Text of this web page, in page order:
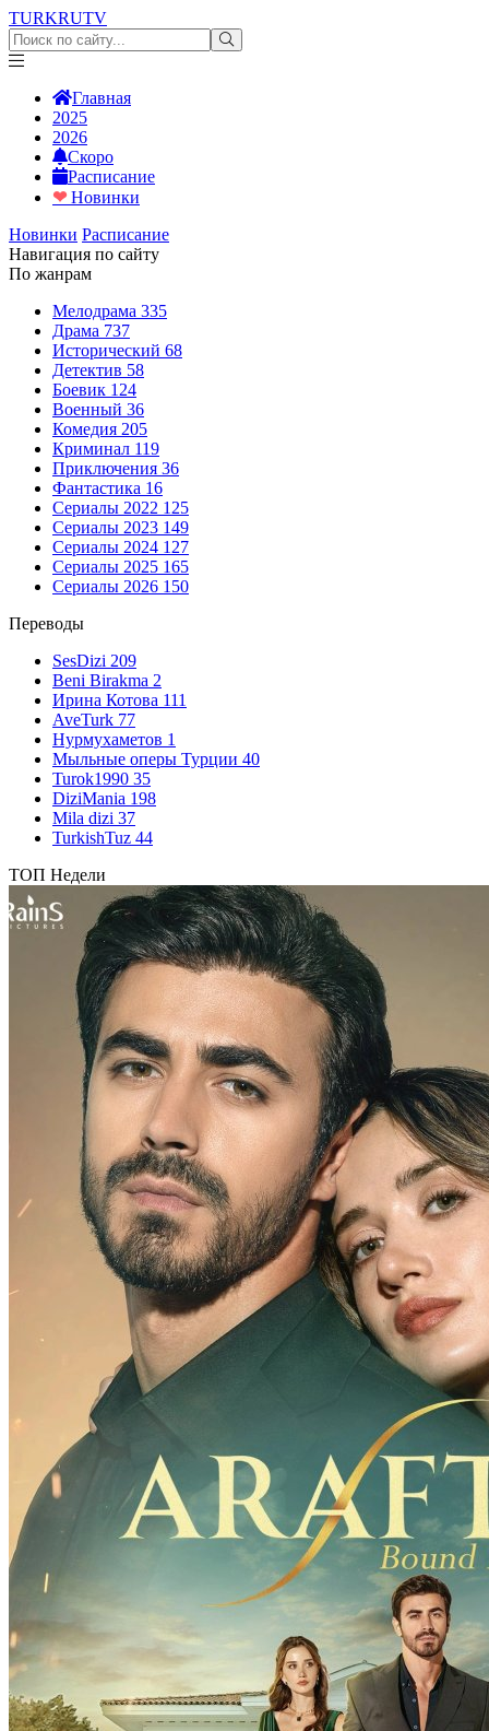
TURKRUTV
Главная
2025
2026
Скоро
Расписание
❤Новинки
Новинки Расписание
Навигация по сайту
По жанрам
Мелодрама 335
Драма 737
Исторический 68
Детектив 58
Боевик 124
Военный 36
Комедия 205
Криминал 119
Приключения 36
Фантастика 16
Сериалы 2022 125
Сериалы 2023 149
Сериалы 2024 127
Сериалы 2025 165
Сериалы 2026 150
Переводы
SesDizi 209
Beni Birakma 2
Ирина Котова 111
AveTurk 77
Нурмухаметов 1
Мыльные оперы Турции 40
Turok1990 35
DiziMania 198
Mila dizi 37
TurkishTuz 44
ТОП Недели